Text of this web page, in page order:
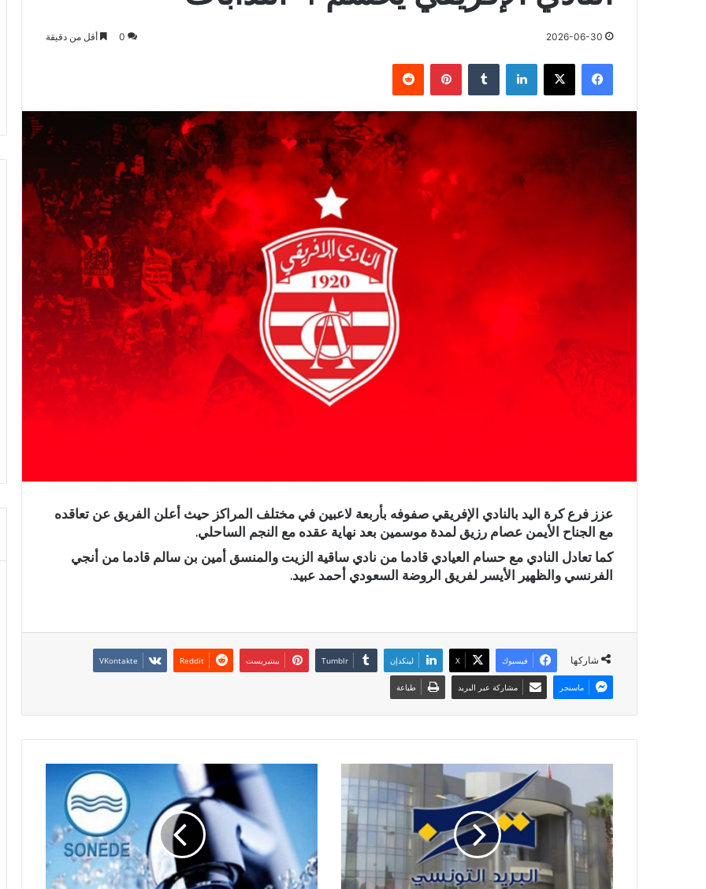
2026-06-30
0 أقل من دقيقة
فيسبوك X لينكدإن بينتيريست
عزز فرع كرة اليد بالنادي الإفريقي صفوفه بأربعة لاعبين في مختلف المراكز حيث أعلن الفريق عن تعاقده
مع الجناح الأيمن عصام رزيق لمدة موسمين بعد نهاية عقده مع النجم الساحلي.
كما تعادل النادي مع حسام العيادي قادما من نادي ساقية الزيت والمنسق أمين بن سالم قادما من أنجي
الفرنسي والظهير الأيسر لفريق الروضة السعودي أحمد عبيد.
شاركها فيسبوك X لينكدإن بينتيريست
ماسنجر مشاركة عبر البريد طباعة